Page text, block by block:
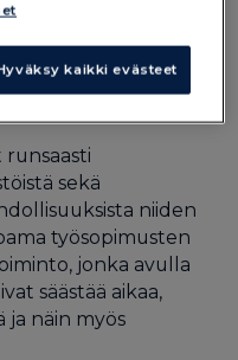
työaikaa
sekä
niiden
työsopimusten
jonka avulla
säästää aikaa,
ja näin myös
kaikki evästeet